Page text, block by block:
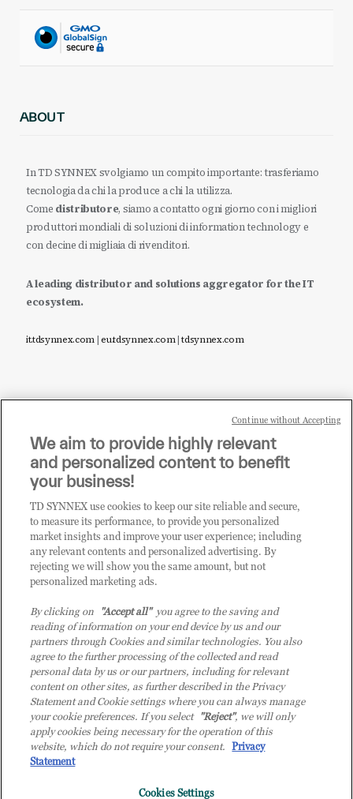
ABOUT
In TD SYNNEX svolgiamo un compito importante: trasferiamo
tecnologia da chi la produce a chi la utilizza.
Come distributore, siamo a contatto ogni giorno con i migliori
produttori mondiali di soluzioni di information technology e
con decine di migliaia di rivenditori.
A leading distributor and solutions aggregator for the IT
ecosystem.
it.tdsynnex.com|eu.tdsynnex.com|tdsynnex.com
Sei un rivenditore di tecnologia e desideri acquistare
i prodotti o le soluzioni trattate sul blog?
CLICCA QUI E DIVENTA
CLIENTE TD SYNNEX
© 2026 TD SYNNEX Italy S.r.l. - Sede legale: via Luigi Russolo 9, 20138 Milano
(MI) - Numero di iscrizione al Registro delle Imprese di Milano e Codice Fiscale:
07092780159 - P.IVA: 07092780159 - Eur 12.569.000,00 i.v - TD SYNNEX e TD
in altri Paesi. Società a socio unico soggetta all’attività di direzione e coordinamento
We aim to provide highly relevant
and personalized content to benefit
your business!
TD SYNNEX use cookies to keep our site reliable and secure,
to measure its performance, to provide you personalized
market insights and improve your user experience; including
any relevant contents and personalized advertising. By
rejecting we will show you the same amount, but not
personalized marketing ads.
By clicking on "Accept all"you agree to the saving and
reading of information on your end device by us and our
partners through Cookies and similar technologies. You also
agree to the further processing of the collected and read
personal data by us or our partners, including for relevant
content on other sites, as further described in the Privacy
Statement and Cookie settings where you can always manage
your cookie preferences. If you select "Reject", we will only
apply cookies being necessary for the operation of this
website, which do not require your consent. Privacy
Statement
Cookies Settings
Continue without Accepting